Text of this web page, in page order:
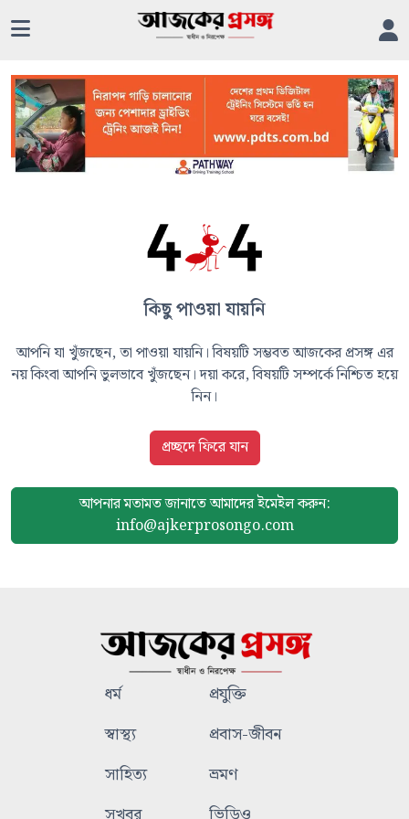
কিছু পাওয়া যায়নি
আপনি যা খুঁজছেন, তা পাওয়া যায়নি। বিষয়টি সম্ভবত আজকের প্রসঙ্গ এর
নয় কিংবা আপনি ভুলভাবে খুঁজছেন। দয়া করে, বিষয়টি সম্পর্কে নিশ্চিত হয়ে
নিন।
প্রচ্ছদে ফিরে যান
আপনার মতামত জানাতে আমাদেরইমেইল করুন:
info@ajkerprosongo.com
ধর্ম
প্রযুক্তি
স্বাস্থ্য
প্রবাস-জীবন
সাহিত্য
ভ্রমণ